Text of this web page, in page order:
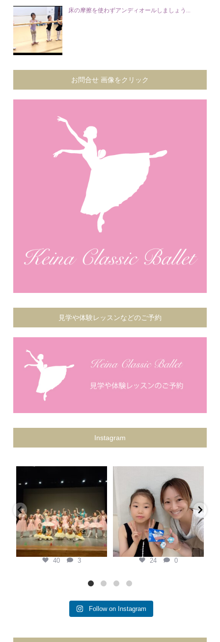
床の摩擦を使わずアンディオールしましょう...
お問合せ 画像をクリック
見学や体験レッスンなどのご予約
Instagram
7月 20
40 3
40 3
県外から私を見つけてくれて、
『この先生がいい！』と本人の意
思で通ってくれている生徒
...
7月 6
24 0
24 0
Follow on Instagram